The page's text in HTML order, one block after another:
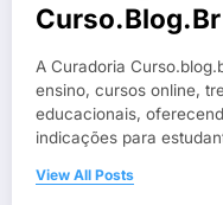
Curso.blog.br
A Curadoria
ensino, cursos online,
educacionais,
indicações para
View All Posts